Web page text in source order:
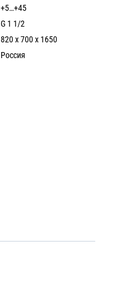
+5…+45
G 1 1/2
820 х 700 х 1650
Россия